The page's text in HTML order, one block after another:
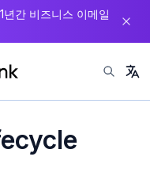
간 비즈니스 이메일